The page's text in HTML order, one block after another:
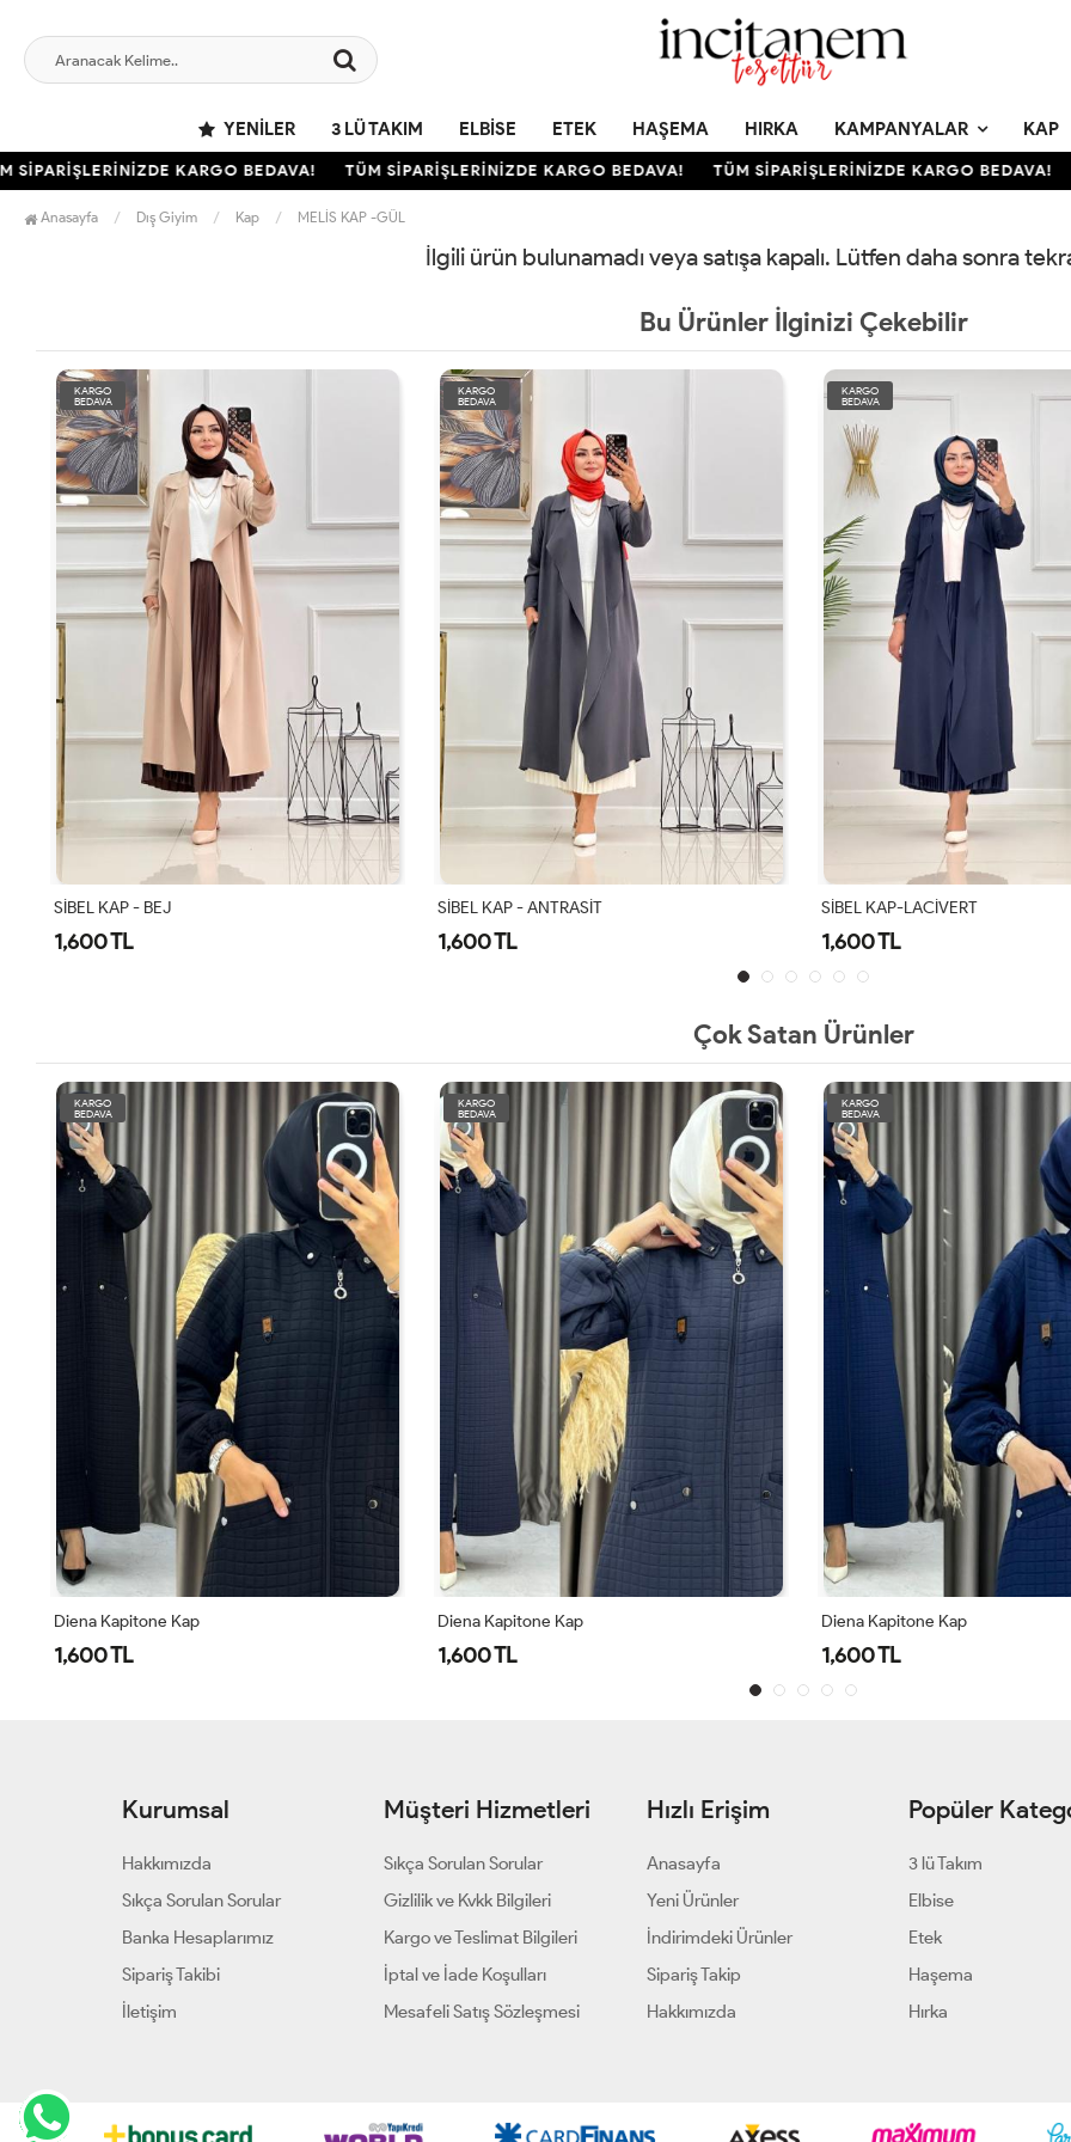
YENILER 3 LÜ TAKIM ELBISE ETEK HAŞEMA HIRKA KAMPANYALAR KAP
KARGO BEDAVA! TÜM SİPARİŞLERİNİZDE KARGO BEDAVA! TÜM SİPARİŞLERİNİZDE KARGO BEDAVA!
Anasayfa Dış Giyim Kap MELİS KAP -GÜL
İlgili ürün bulunamadı veya satışa kapalı. Lütfen daha sonra
Bu Ürünler İlginizi Çekebilir
KARGO
BEDAVA
SİBEL KAP - ANTRASİT
1,600 TL
KARGO
BEDAVA
SİBEL KAP-LACİVERT
1,600 TL
KARGO
BEDAVA
Kap Bondik Zühre Vizon
2,300 TL
Çok Satan Ürünler
KARGO
BEDAVA
Diena Kapitone Kap
1,600 TL
KARGO
BEDAVA
Diena Kapitone Kap
1,600 TL
KARGO
BEDAVA
Beste Kap Kahverengi
1,500 TL
Kurumsal
Hakkımızda
Sıkça Sorulan Sorular
Banka Hesaplarımız
Sipariş Takibi
İletişim
Müşteri Hizmetleri
Sıkça Sorulan Sorular
Gizlilik ve Kvkk Bilgileri
Kargo ve Teslimat Bilgileri
İptal ve İade Koşulları
Mesafeli Satış Sözleşmesi
Hızlı Erişim
Anasayfa
Yeni Ürünler
İndirimdeki Ürünler
Sipariş Takip
Hakkımızda
Popüler
3 lü Takım
Elbise
Etek
Haşema
Hırka